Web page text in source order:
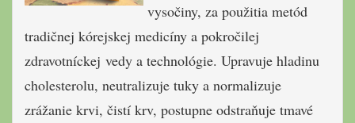
vysočiny, za použitia metód
tradičnej kórejskej medicíny a pokročilej
zdravotníckej vedy a technológie. Upravuje hladinu
cholesterolu, neutralizuje tuky a normalizuje
zrážanie krvi, čistí krv, postupne odstraňuje tmavé